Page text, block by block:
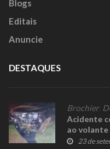
Blogs
Editais
Anuncie
DESTAQUES
Brochier,
Acidente
ao volante
23 de